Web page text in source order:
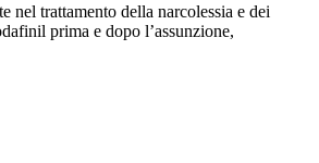
trattamento della narcolessia e dei
prima e dopo l’assunzione,